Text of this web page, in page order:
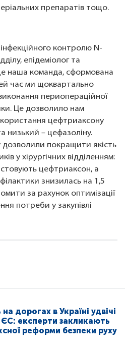
препаратів тощо.
контролю N-
епідеміолог та
наша команда, сформована
час ми щоквартально
периопераційної
Це дозволило нам
цефтриаксону
низький – цефазоліну.
дозволили покращити якість
у хірургічних відділенням:
цефтриаксон, а
знизилась на 1,5
за рахунок оптимізації
потреби у закупівлі
дорогах в Україні удвічі
експерти закликають
реформи безпеки руху